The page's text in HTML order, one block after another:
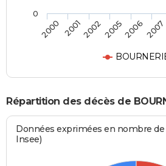
2000 20012002200520062007
0
Répartition des décès de
Données exprimées en nombre de
Insee)